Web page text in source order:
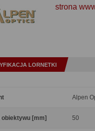
strona
LORNETKI
Alpen
[mm] 50